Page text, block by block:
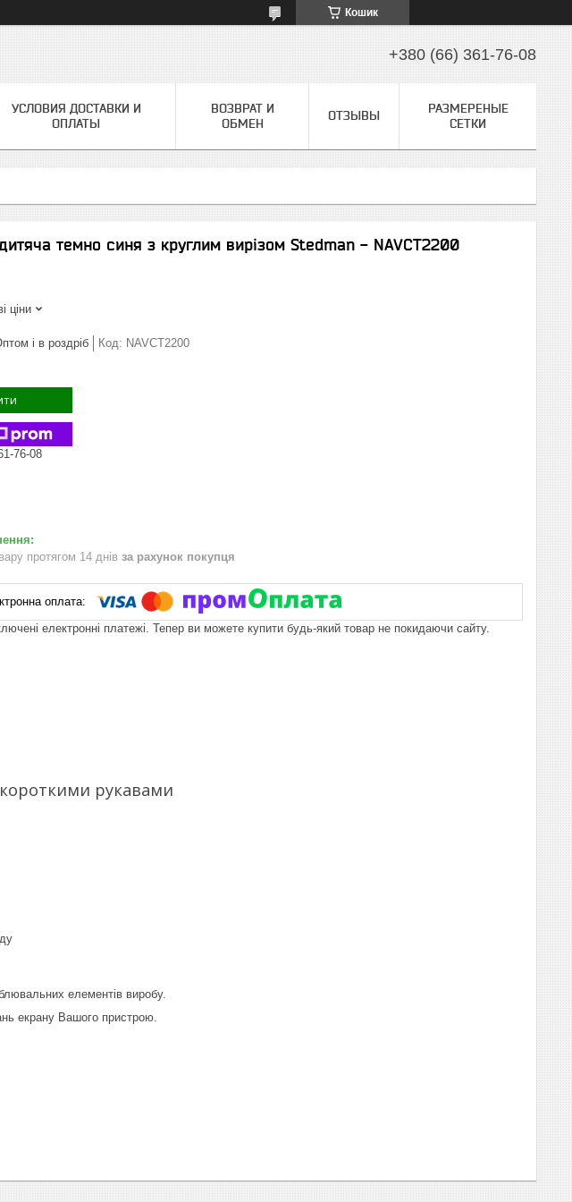
Кошик
+380 (66) 361-76-08
УСЛОВИЯ ДОСТАВКИ И
ОПЛАТЫ
ВОЗВРАТ И
ОБМЕН
ОТЗЫВЫ
РАЗМЕРЕНЫЕ
СЕТКИ
темно синя з круглим вирізом Stedman - NAVCT2200
ціни
і в роздріб Код: NAVCT2200
76-08
протягом 14 днів за рахунок покупця
електронні платежі. Тепер ви можете купити будь-який товар не покидаючи сайту.
рукавами
елементів виробу.
екрану Вашого пристрою.